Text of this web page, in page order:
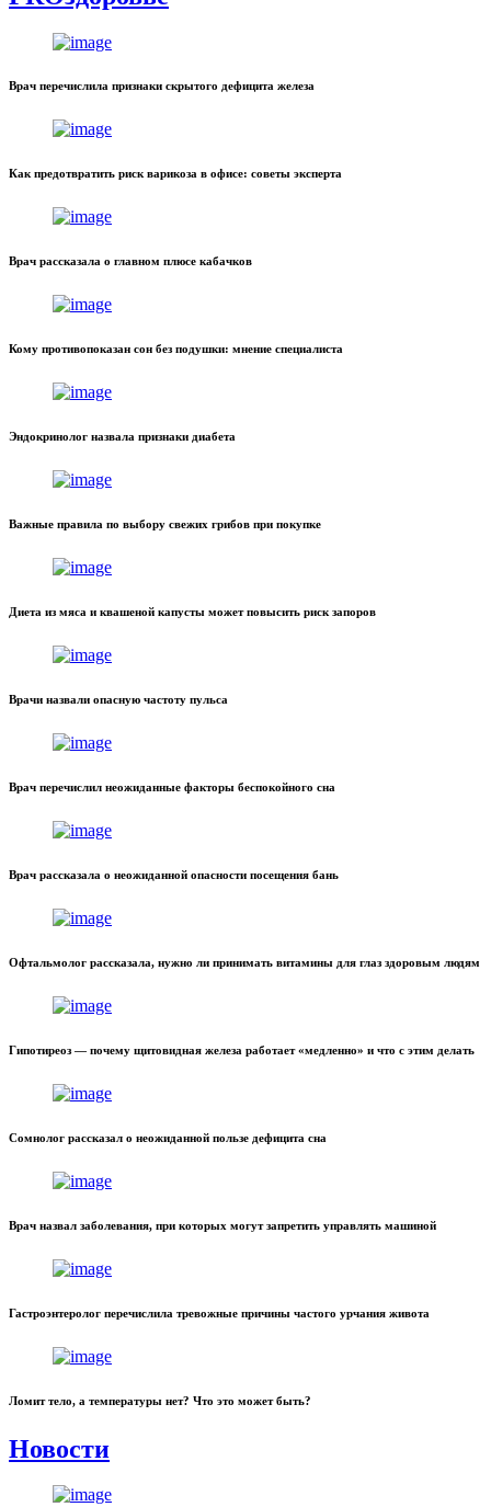
Врач перечислила признаки скрытого дефицита железа
Как предотвратить риск варикоза в офисе: советы эксперта
Врач рассказала о главном плюсе кабачков
Кому противопоказан сон без подушки: мнение специалиста
Эндокринолог назвала признаки диабета
Важные правила по выбору свежих грибов при покупке
Диета из мяса и квашеной капусты может повысить риск запоров
Врачи назвали опасную частоту пульса
Врач перечислил неожиданные факторы беспокойного сна
Врач рассказала о неожиданной опасности посещения бань
Офтальмолог рассказала, нужно ли принимать витамины для глаз здоровым людям
Гипотиреоз — почему щитовидная железа работает «медленно» и что с этим делать
Сомнолог рассказал о неожиданной пользе дефицита сна
Врач назвал заболевания, при которых могут запретить управлять машиной
Гастроэнтеролог перечислила тревожные причины частого урчания живота
Ломит тело, а температуры нет? Что это может быть?
Новости